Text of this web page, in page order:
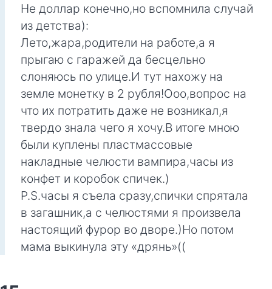
Не доллар конечно,но вспомнила случай
из детства):
Лето,жара,родители на работе,а я
прыгаю с гаражей да бесцельно
слоняюсь по улице.И тут нахожу на
земле монетку в 2 рубля!Ооо,вопрос на
что их потратить даже не возникал,я
твердо знала чего я хочу.В итоге мною
были куплены пластмассовые
накладные челюсти вампира,часы из
конфет и коробок спичек.)
P.S.часы я съела сразу,спички спрятала
в загашник,а с челюстями я произвела
настоящий фурор во дворе.)Но потом
мама выкинула эту «дрянь»((